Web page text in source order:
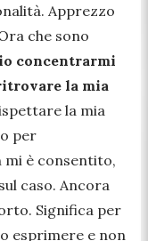
Apprezzo
che sono
concentrarmi
la mia
la mia
per
è consentito,
caso. Ancora
Significa per
esprimere e non